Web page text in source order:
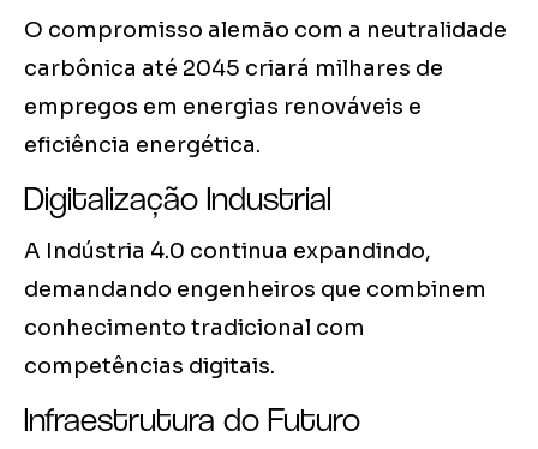
O compromisso alemão com a neutralidade
carbônica até 2045 criará milhares de
empregos em energias renováveis e
eficiência energética.
Digitalização Industrial
A Indústria 4.0 continua expandindo,
demandando engenheiros que combinem
conhecimento tradicional com
competências digitais.
Infraestrutura do Futuro